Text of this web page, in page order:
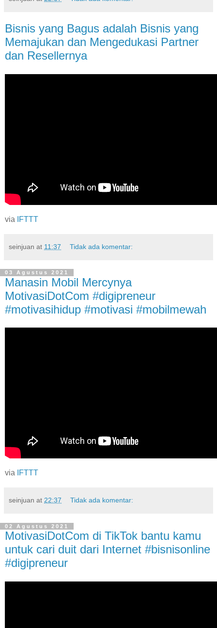
Bisnis yang Bagus adalah Bisnis yang
Memajukan dan Mengedukasi Partner
dan Resellernya
via IFTTT
seinjuan at 11:37 Tidak ada komentar:
03 Agustus 2021
Manasin Mobil Mercynya
MotivasiDotCom #digipreneur
#motivasihidup #motivasi #mobilmewah
via IFTTT
seinjuan at 22:37 Tidak ada komentar:
02 Agustus 2021
MotivasiDotCom di TikTok bantu kamu
untuk cari duit dari Internet #bisnisonline
#digipreneur